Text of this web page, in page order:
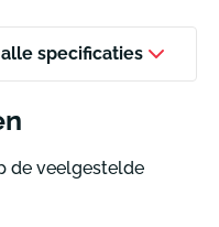
specificaties
de veelgestelde